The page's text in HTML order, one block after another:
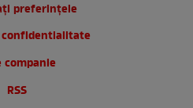
preferințele
companie
RSS